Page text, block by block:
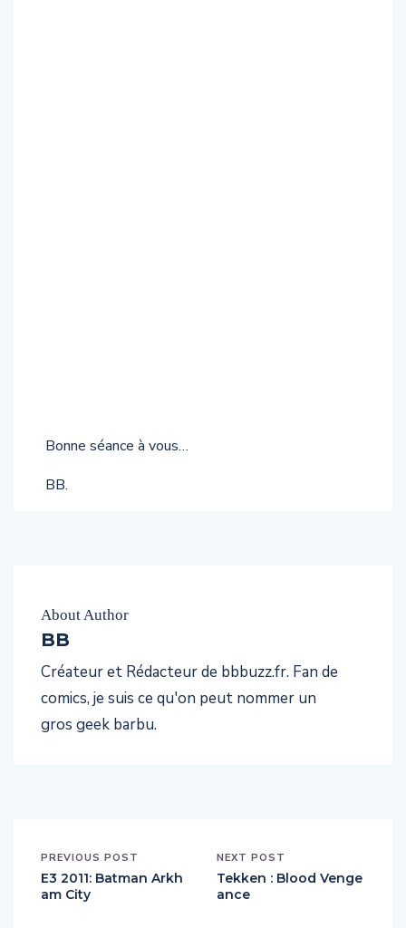
Bonne séance à vous…
BB.
About Author
BB
Créateur et Rédacteur de bbbuzz.fr. Fan de
comics, je suis ce qu'on peut nommer un
gros geek barbu.
PREVIOUS POST
E3 2011: Batman Arkh
am City
NEXT POST
Tekken : Blood Venge
ance